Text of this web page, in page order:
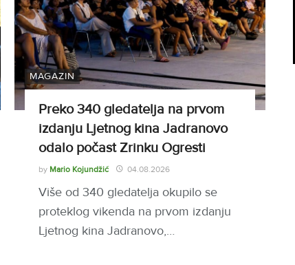
MAGAZIN
Preko 340 gledatelja na prvom
izdanju Ljetnog kina Jadranovo
odalo počast Zrinku Ogresti
by Mario Kojundžić 04.08.2026
Više od 340 gledatelja okupilo se
proteklog vikenda na prvom izdanju
Ljetnog kina Jadranovo,…